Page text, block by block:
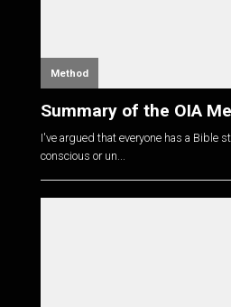
Method
Summary of the OIA
I've argued that everyone has a Bible
conscious or un...